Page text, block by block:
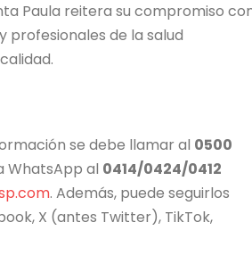
Paula reitera su compromiso
profesionales de la salud
se debe llamar al 0500
WhatsApp al 0414/0424/0412
. Además, puede seguirlos
X (antes Twitter), TikTok,